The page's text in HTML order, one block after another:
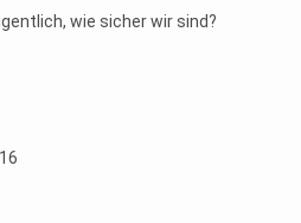
wie sicher wir sind?